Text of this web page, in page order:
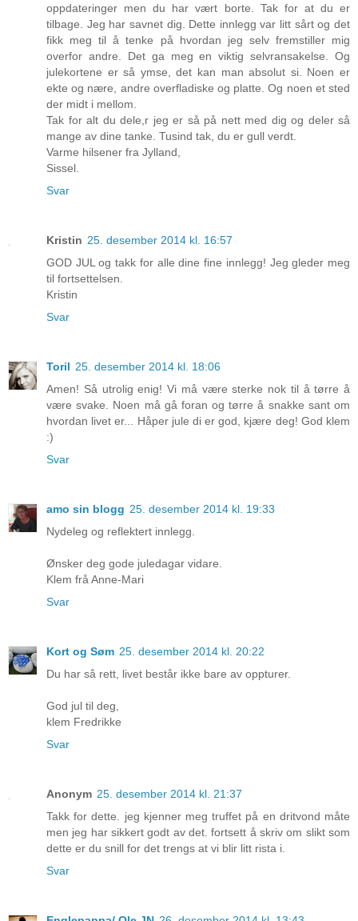
oppdateringer men du har vært borte. Tak for at du er
tilbage. Jeg har savnet dig. Dette innlegg var litt sårt og det
fikk meg til å tenke på hvordan jeg selv fremstiller mig
overfor andre. Det ga meg en viktig selvransakelse. Og
julekortene er så ymse, det kan man absolut si. Noen er
ekte og nære, andre overfladiske og platte. Og noen et sted
der midt i mellom.
Tak for alt du dele,r jeg er så på nett med dig og deler så
mange av dine tanke. Tusind tak, du er gull verdt.
Varme hilsener fra Jylland,
Sissel.
Svar
Kristin 25. desember 2014 kl. 16:57
GOD JUL og takk for alle dine fine innlegg! Jeg gleder meg
til fortsettelsen.
Kristin
Svar
Toril 25. desember 2014 kl. 18:06
Amen! Så utrolig enig! Vi må være sterke nok til å tørre å
være svake. Noen må gå foran og tørre å snakke sant om
hvordan livet er... Håper jule di er god, kjære deg! God klem
:)
Svar
amo sin blogg 25. desember 2014 kl. 19:33
Nydeleg og reflektert innlegg.
Ønsker deg gode juledagar vidare.
Klem frå Anne-Mari
Svar
Kort og Søm 25. desember 2014 kl. 20:22
Du har så rett, livet består ikke bare av oppturer.
God jul til deg,
klem Fredrikke
Svar
Anonym 25. desember 2014 kl. 21:37
Takk for dette. jeg kjenner meg truffet på en dritvond måte
men jeg har sikkert godt av det. fortsett å skriv om slikt som
dette er du snill for det trengs at vi blir litt rista i.
Svar